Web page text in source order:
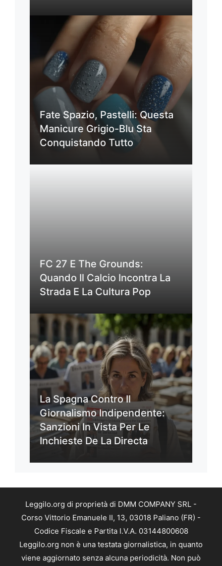
Fate Spazio, Pastelli: Questa
Manicure Grigio-Blu Sta
Conquistando Tutto
FC 27 E The Grounds:
Quando Il Calcio Incontra La
Strada E La Cultura Pop
La Spagna Contro Il
Giornalismo Indipendente:
Sanzioni In Vista Per Le
Inchieste De La Directa
Leggilo.org di proprietà di DMM COMPANY SRL -
Corso Vittorio Emanuele II, 13, 03018 Paliano (FR) -
Codice Fiscale e Partita I.V.A. 03144800608
Leggilo.org non è una testata giornalistica, in quanto
viene aggiornato senza alcuna periodicità. Non può